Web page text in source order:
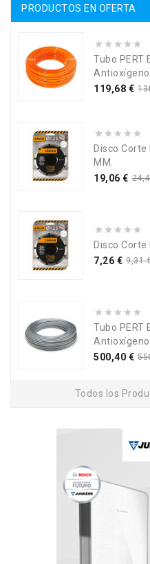
PRODUCTOS EN OFERTA
Tubo PERT
Antioxígeno
119,68 €
Disco
MM.
19,06 €
Disco Corte
7,26 € 9,31
Tubo PERT
Antioxígeno
500,40 €
Todos los